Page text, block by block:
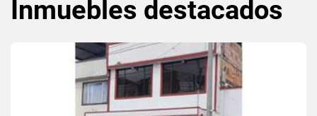
Inmuebles destacados